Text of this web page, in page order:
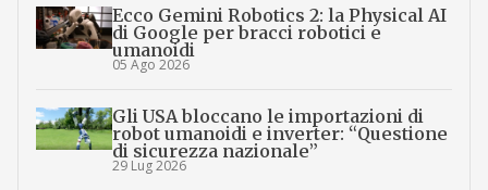
Ecco Gemini Robotics 2: la Physical AI
di Google per bracci robotici e
umanoidi
05 Ago 2026
Gli USA bloccano le importazioni di
robot umanoidi e inverter: “Questione
di sicurezza nazionale”
29 Lug 2026